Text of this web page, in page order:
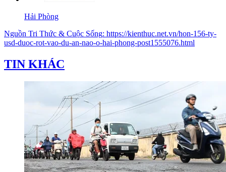
Hải Phòng
Nguồn Tri Thức & Cuộc Sống: https://kienthuc.net.vn/hon-156-ty-
usd-duoc-rot-vao-du-an-nao-o-hai-phong-post1555076.html
TIN KHÁC